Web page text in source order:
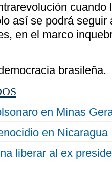
cuando
así se podrá seguir
en el marco
brasileña.
en Minas
en Nicaragua
liberar al ex